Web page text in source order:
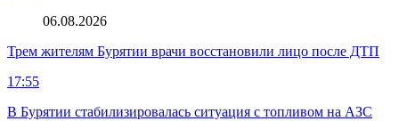
06.08.2026
Трем жителям Бурятии врачи восстановили лицо после ДТП
17:55
В Бурятии стабилизировалась ситуация с топливом на АЗС